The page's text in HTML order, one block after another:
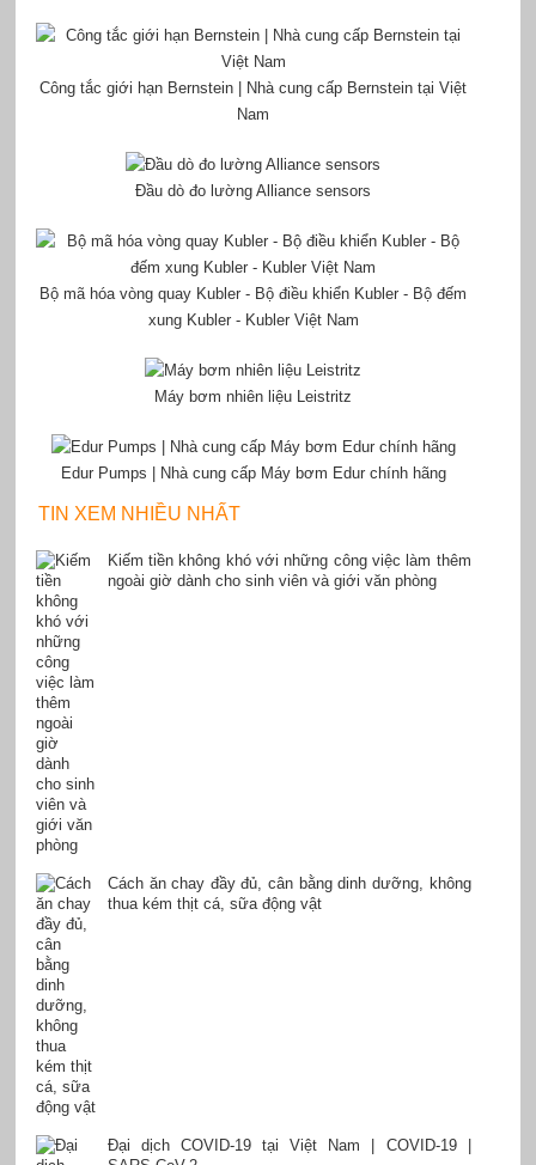
Công tắc giới hạn Bernstein | Nhà cung cấp Bernstein tại Việt
Nam
Đầu dò đo lường Alliance sensors
Bộ mã hóa vòng quay Kubler - Bộ điều khiển Kubler - Bộ đếm
xung Kubler - Kubler Việt Nam
Máy bơm nhiên liệu Leistritz
Edur Pumps | Nhà cung cấp Máy bơm Edur chính hãng
TIN XEM NHIỀU NHẤT
Kiếm tiền không khó với những công việc làm thêm
ngoài giờ dành cho sinh viên và giới văn phòng
Cách ăn chay đầy đủ, cân bằng dinh dưỡng, không
thua kém thịt cá, sữa động vật
Đại dịch COVID-19 tại Việt Nam | COVID-19 |